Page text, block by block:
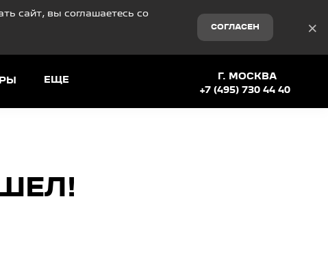
сайт, вы соглашаетесь со
СОГЛАСЕН ×
ЕЩЕ
Г. МОСКВА
+7 (495) 730 44 40